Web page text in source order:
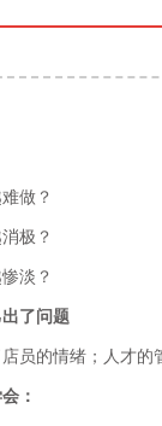
做？
极？
淡？
了问题
员的情绪；人才
：